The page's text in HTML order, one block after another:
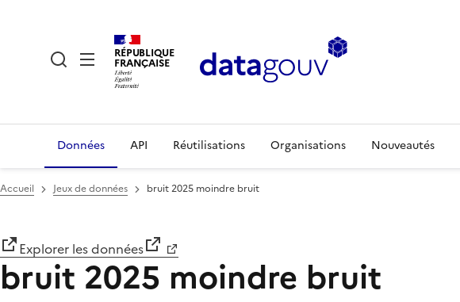
RÉPUBLIQUE
FRANÇAISE
Données API Réutilisations Organisations Nouveautés
Accueil Jeux de données bruit 2025 moindre bruit
Explorer les données
bruit 2025 moindre bruit